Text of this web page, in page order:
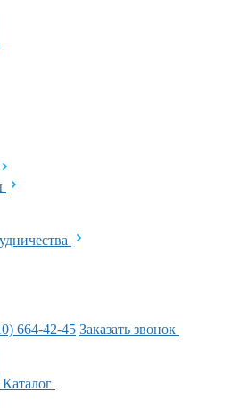
664-42-45 Заказать звонок
Каталог